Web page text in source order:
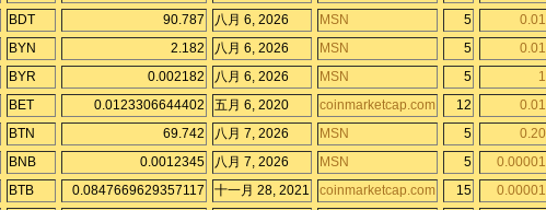
BDT 90.787 八月 6, 2026 MSN 5
0.01
BYN 2.182 八月 6, 2026 MSN 5
0.01
BYR 0.002182 八月 6, 2026 MSN 5
1
BET 0.0123306644402 五月 6, 2020 coinmarketcap.com 12
0.01
BTN 69.742 八月 7, 2026 MSN 5
0.20
BNB 0.0012345 八月 7, 2026 MSN 5
0.00001
BTB 0.0847669629357117 十一月 28, 2021 coinmarketcap.com 15
0.00001